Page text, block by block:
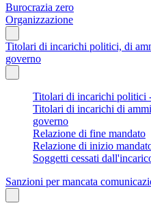
Burocrazia zero
Organizzazione
Titolari di incarichi politici, di
governo
Titolari di incarichi politici
Titolari di incarichi di
governo
Relazione di fine mandato
Relazione di inizio
Soggetti cessati
Sanzioni per mancata